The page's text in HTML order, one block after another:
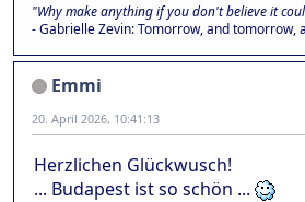
"Why make anything if you don't believe it
- Gabrielle Zevin: Tomorrow, and tomorrow,
Emmi
20. April 2026, 10:41:13
Herzlichen Glückwusch!
... Budapest ist so schön ...